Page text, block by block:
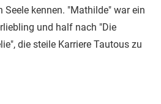
Seele kennen. "Mathilde" war ein
und half nach "Die
die steile Karriere Tautous zu